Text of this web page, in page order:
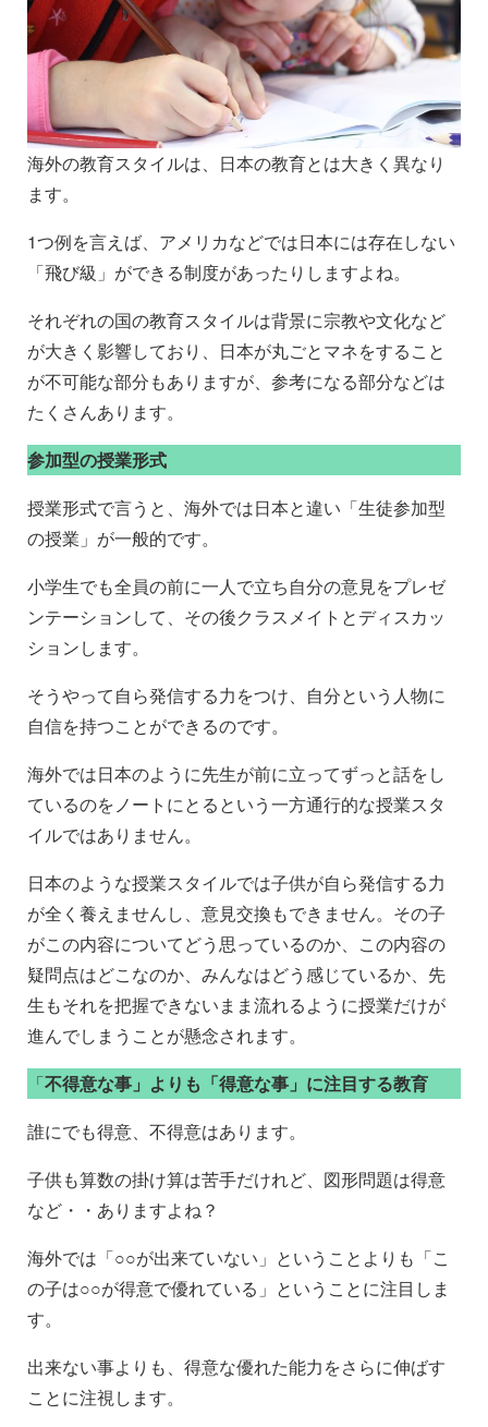
海外の教育スタイルは、日本の教育とは大きく異なり
ます。
1つ例を言えば、アメリカなどでは日本には存在しない
「飛び級」ができる制度があったりしますよね。
それぞれの国の教育スタイルは背景に宗教や文化など
が大きく影響しており、日本が丸ごとマネをすること
が不可能な部分もありますが、参考になる部分などは
たくさんあります。
参加型の授業形式
授業形式で言うと、海外では日本と違い「生徒参加型
の授業」が一般的です。
小学生でも全員の前に一人で立ち自分の意見をプレゼ
ンテーションして、その後クラスメイトとディスカッ
ションします。
そうやって自ら発信する力をつけ、自分という人物に
自信を持つことができるのです。
海外では日本のように先生が前に立ってずっと話をし
ているのをノートにとるという一方通行的な授業スタ
イルではありません。
日本のような授業スタイルでは子供が自ら発信する力
が全く養えませんし、意見交換もできません。その子
がこの内容についてどう思っているのか、この内容の
疑問点はどこなのか、みんなはどう感じているか、先
生もそれを把握できないまま流れるように授業だけが
進んでしまうことが懸念されます。
「不得意な事」よりも「得意な事」に注目する教育
誰にでも得意、不得意はあります。
子供も算数の掛け算は苦手だけれど、図形問題は得意
など・・ありますよね？
海外では「○○が出来ていない」ということよりも「こ
の子は○○が得意で優れている」ということに注目しま
す。
出来ない事よりも、得意な優れた能力をさらに伸ばす
ことに注視します。